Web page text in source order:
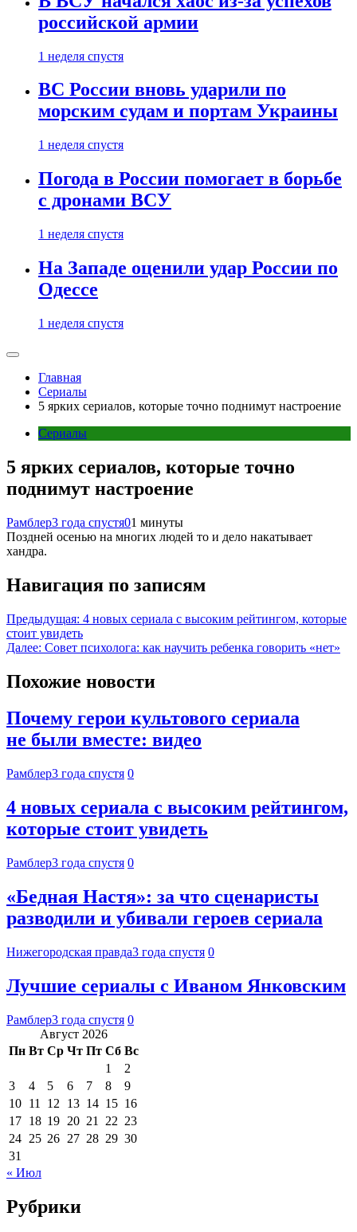
российской армии
1 неделя спустя
ВС России вновь ударили по
морским судам и портам Украины
1 неделя спустя
Погода в России помогает в борьбе
с дронами ВСУ
1 неделя спустя
На Западе оценили удар России по
Одессе
1 неделя спустя
Главная
Сериалы
5 ярких сериалов, которые точно поднимут настроение
Сериалы
5 ярких сериалов, которые точно
поднимут настроение
Рамблер3 года спустя01 минуты
Поздней осенью на многих людей то и дело накатывает
хандра.
Навигация по записям
Предыдущая: 4 новых сериала с высоким рейтингом, которые
стоит увидеть
Далее: Совет психолога: как научить ребенка говорить «нет»
Похожие новости
Почему герои культового сериала
не были вместе: видео
Рамблер3 года спустя 0
4 новых сериала с высоким рейтингом,
которые стоит увидеть
Рамблер3 года спустя 0
«Бедная Настя»: за что сценаристы
разводили и убивали героев сериала
Нижегородская правда3 года спустя 0
Лучшие сериалы с Иваном Янковским
Рамблер3 года спустя 0
Август 2026
Пн Вт Ср Чт Пт Сб Вс
1
2
3
4 5 6 7 8
9
10 11 12 13 14 15 16
17 18 19 20 21 22 23
24 25 26 27 28 29 30
31
« Июл
Рубрики